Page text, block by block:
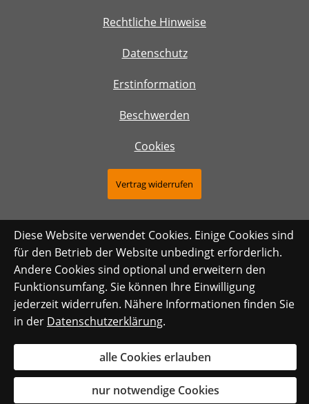
Rechtliche Hinweise
Datenschutz
Erstinformation
Beschwerden
Cookies
Vertrag widerrufen
Diese Website verwendet Cookies. Einige Cookies sind
für den Betrieb der Website unbedingt erforderlich.
Andere Cookies sind optional und erweitern den
Funktionsumfang. Sie können Ihre Einwilligung
jederzeit widerrufen. Nähere Informationen finden Sie
in der Datenschutzerklärung.
alle Cookies erlauben
nur notwendige Cookies